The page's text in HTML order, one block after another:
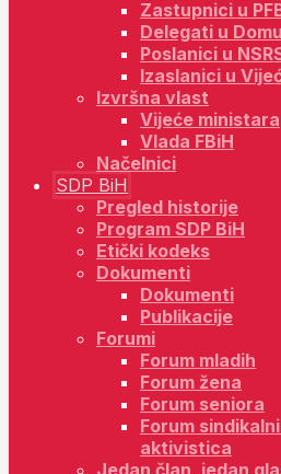
Zastupnici u
Delegati u
Poslanici u
Izaslanici u
Izvršna vlast
Vijeće ministara
Vlada FBiH
Načelnici
SDP BiH
Pregled historije
Program SDP BiH
Etički kodeks
Dokumenti
Dokumenti
Publikacije
Forumi
Forum mladih
Forum žena
Forum seniora
Forum
aktivistica
Jedan član, jedan